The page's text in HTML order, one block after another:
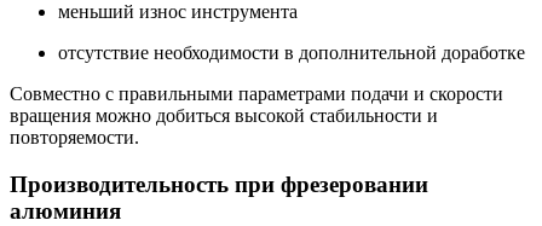
меньший износ инструмента
отсутствие необходимости в дополнительной доработке
Совместно с правильными параметрами подачи и скорости
вращения можно добиться высокой стабильности и
повторяемости.
Производительность при фрезеровании
алюминия